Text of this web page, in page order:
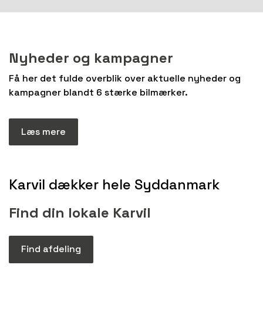
Nyheder og kampagner
Få her det fulde overblik over aktuelle nyheder og
kampagner blandt 6 stærke bilmærker.
Læs mere
Karvil dækker hele Syddanmark
Find din lokale Karvil
Find afdeling